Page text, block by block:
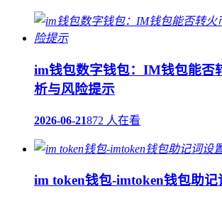
im钱包数字钱包：IM钱包能否
析与风险提示
2026-06-21872 人在看
im token钱包-imtoken钱包助记